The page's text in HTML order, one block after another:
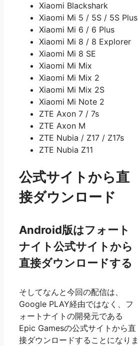
Xiaomi Blackshark
Xiaomi Mi 5 / 5S / 5S Plus
Xiaomi Mi 6 / 6 Plus
Xiaomi Mi 8 / 8 Explorer
Xiaomi Mi 8 SE
Xiaomi Mi Mix
Xiaomi Mi Mix 2
Xiaomi Mi Mix 2S
Xiaomi Mi Note 2
ZTE Axon 7 / 7s
ZTE Axon M
ZTE Nubia / Z17 / Z17s
ZTE Nubia Z11
公式サイトから直
接ダウンロード
Android版はフォート
ナイト公式サイトから
直接ダウンロードする
そしてなんと今回の配信は、
Google PLAY経由ではなく、フ
ォートナイトの開発元である
Epic Gamesの公式サイトから直
接ダウンロードすることになりま